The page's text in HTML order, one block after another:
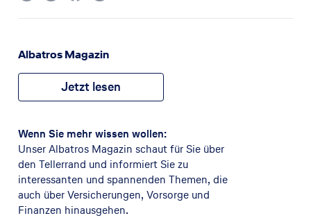
Albatros Magazin
Jetzt lesen
Wenn Sie mehr wissen wollen:
Unser Albatros Magazin schaut für Sie über
den Tellerrand und informiert Sie zu
interessanten und spannenden Themen, die
auch über Versicherungen, Vorsorge und
Finanzen hinausgehen.